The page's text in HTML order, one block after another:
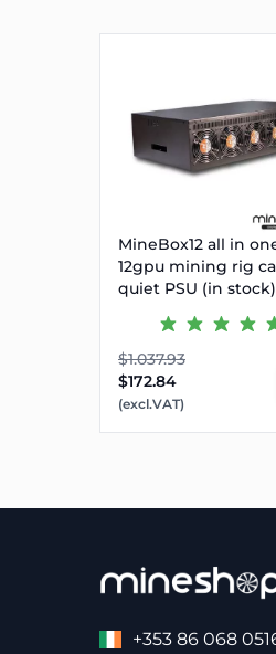
MineBox12 all in
12gpu mining rig
quiet PSU (in stock)
$1.037.93
$172.84
(excl.VAT)
+353 86 068